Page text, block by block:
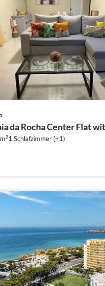
da Rocha Center Flat
21 Schlafzimmer (+1)